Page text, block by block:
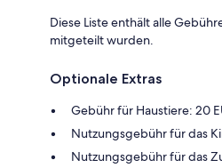
Diese Liste enthält alle
mitgeteilt wurden.
Optionale Extras
Gebühr für Haustiere: 20
Nutzungsgebühr für das
Nutzungsgebühr für das